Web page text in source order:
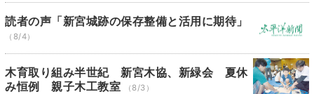
読者の声「新宮城跡の保存整備と活用に期待」
（8/4）
木育取り組み半世紀 新宮木協、新緑会 夏休
み恒例 親子木工教室
（8/3）